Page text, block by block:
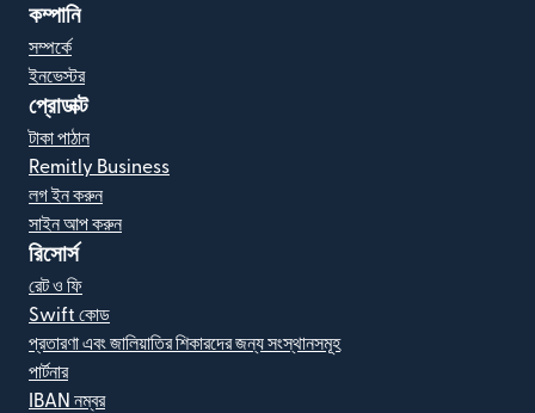
কম্পানি
সম্পর্কে
ইনভেস্টর
প্রোডাক্ট
টাকা পাঠান
Remitly Business
লগ ইন করুন
সাইন আপ করুন
রিসোর্স
রেট ও ফি
Swift কোড
প্রতারণা এবং জালিয়াতির শিকারদের জন্য সংস্থানসমূহ
পার্টনার
IBAN নম্বর